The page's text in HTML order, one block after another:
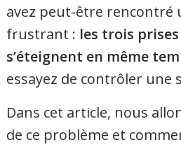
avez peut-être rencontré
frustrant : les trois
s’éteignent en même
essayez de contrôler une
Dans cet article, nous
de ce problème et